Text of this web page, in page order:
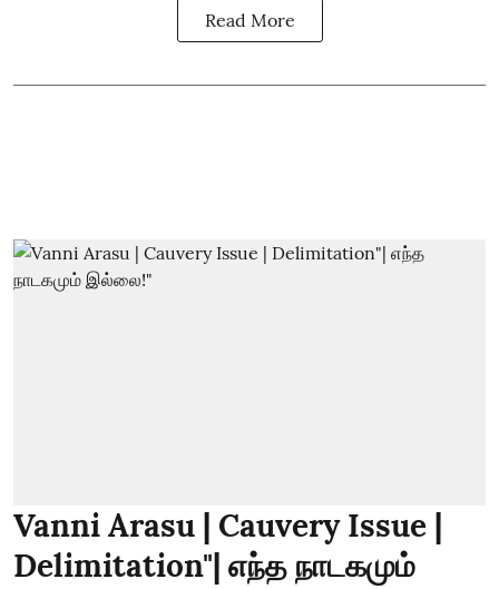
Read More
Vanni Arasu | Cauvery Issue |
Delimitation"| எந்த நாடகமும்